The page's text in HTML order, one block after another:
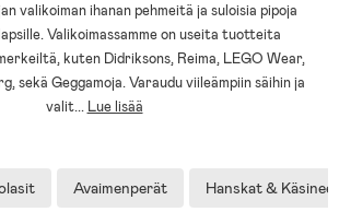
valikoiman ihanan pehmeitä ja suloisia pipoja
Valikoimassamme on useita tuotteita
kuten Didriksons, Reima, LEGO Wear,
sekä Geggamoja. Varaudu viileämpiin säihin ja
valit... Lue lisää
Avaimenperät Hanskat & Käsineet